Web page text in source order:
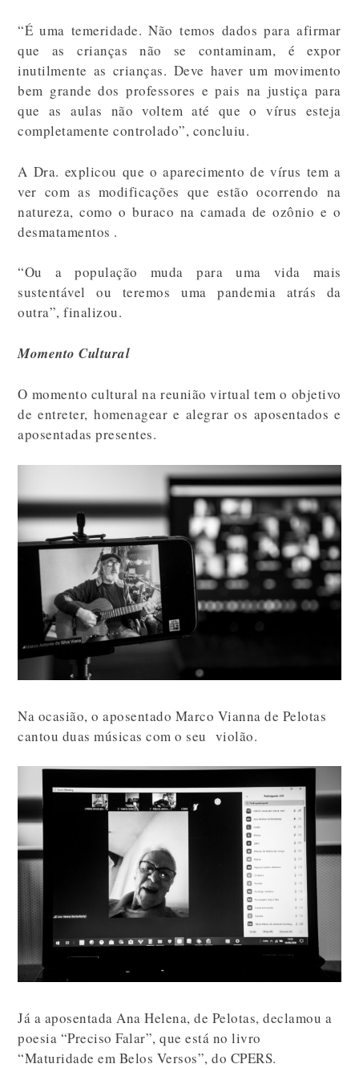
“É uma temeridade. Não temos dados para afirmar
que as crianças não se contaminam, é expor
inutilmente as crianças. Deve haver um movimento
bem grande dos professores e pais na justiça para
que as aulas não voltem até que o vírus esteja
completamente controlado”, concluiu.
A Dra. explicou que o aparecimento de vírus tem a
ver com as modificações que estão ocorrendo na
natureza, como o buraco na camada de ozônio e o
desmatamentos .
“Ou a população muda para uma vida mais
sustentável ou teremos uma pandemia atrás da
outra”, finalizou.
Momento Cultural
O momento cultural na reunião virtual tem o objetivo
de entreter, homenagear e alegrar os aposentados e
aposentadas presentes.
Na ocasião, o aposentado Marco Vianna de Pelotas
cantou duas músicas com o seu violão.
Já a aposentada Ana Helena, de Pelotas, declamou a
poesia “Preciso Falar”, que está no livro
“Maturidade em Belos Versos”, do CPERS.